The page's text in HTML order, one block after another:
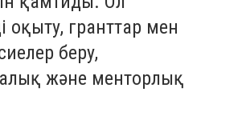
оқыту, гранттар мен
беру,
және менторлық